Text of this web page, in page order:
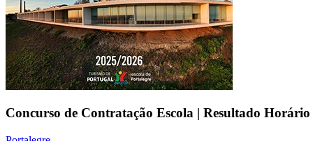
Concurso de Contratação Escola | Resultado Horário